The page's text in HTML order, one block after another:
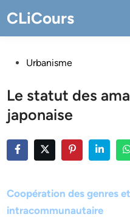
to
content
CLiCours
PostedUrbanisme
Le statut des
japonaise
Coopération des genres
intracommunautaire